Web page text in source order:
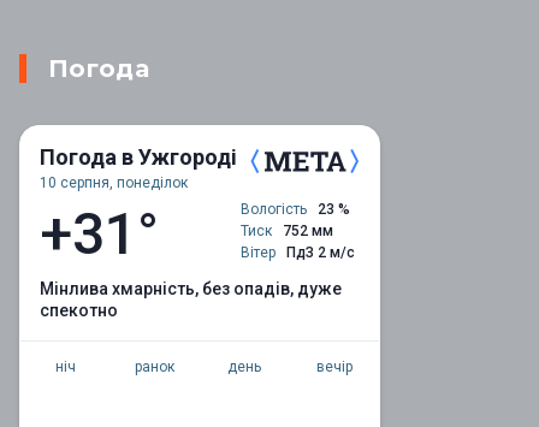
Погода
Погода в Ужгороді
10 серпня, понеділок
+31° Вологість
23 %
Тиск
752 мм
Вітер
ПдЗ 2 м/с
мінлива хмарність, без опадів, дуже
спекотно
ніч ранок день вечір